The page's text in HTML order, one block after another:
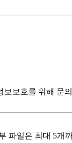
보보호를 위해 문
파일은 최대 5개